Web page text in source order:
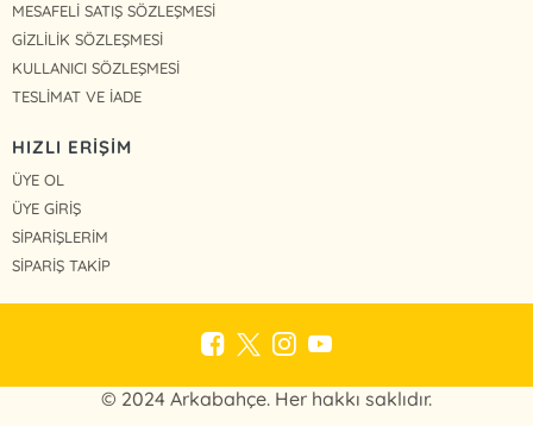
MESAFELİ SATIŞ SÖZLEŞMESİ
GİZLİLİK SÖZLEŞMESİ
KULLANICI SÖZLEŞMESİ
TESLİMAT VE İADE
HIZLI ERİŞİM
ÜYE OL
ÜYE GİRİŞ
SİPARİŞLERİM
SİPARİŞ TAKİP
© 2024 Arkabahçe. Her hakkı saklıdır.